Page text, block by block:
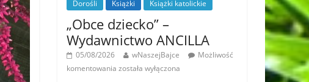
Dorośli Książki Książki katolickie
„Obce dziecko” –
Wydawnictwo ANCILLA
05/08/2026 wNaszejBajce
Możliwość
komentowania została wyłączona